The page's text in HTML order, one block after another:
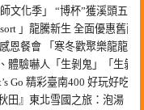
文化季」 “博杯”獲溪頭五星
」龍騰新生 全面優惠舊雨
恩餐會 「寒冬歡聚樂龍龍 ~
體驗嚇人「生剝鬼」「生剝
Go 精彩臺南400 好玩好吃不
田』東北雪國之旅：泡湯、